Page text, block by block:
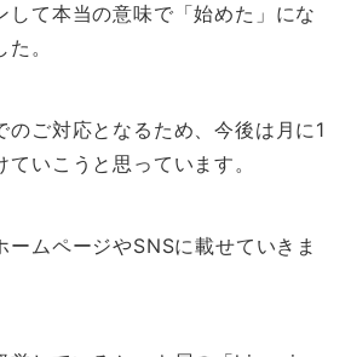
して本当の意味で「始めた」にな
。
のご対応となるため、今後は月に1
いこうと思っています。
ームページやSNSに載せていきま